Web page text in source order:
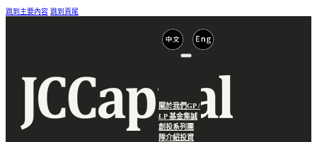
跳到主要內容 跳到頁尾
關於我們GP /
LP 基金集誠
創投系列 團
隊介紹投資